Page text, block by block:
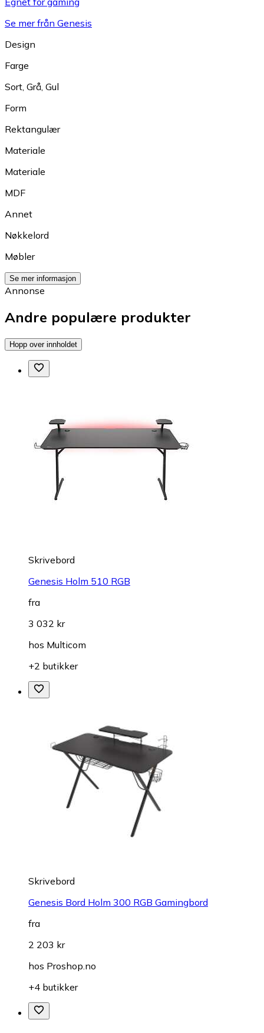
Se mer från Genesis
Design
Farge
Sort Grå Gul
Form
Rektangulær
Materiale
Materiale
MDF
Annet
Nøkkelord
Møbler
Se mer informasjon
Annonse
Andre populære produkter
Hopp over innholdet
Skrivebord
Genesis Holm 510 RGB
fra
3 032 kr
hos Multicom
+2 butikker
Skrivebord
Genesis Bord Holm 300 RGB Gamingbord
fra
2 203 kr
hos Proshop.no
+4 butikker